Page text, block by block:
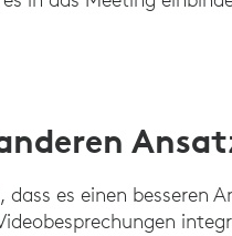
es einen besseren